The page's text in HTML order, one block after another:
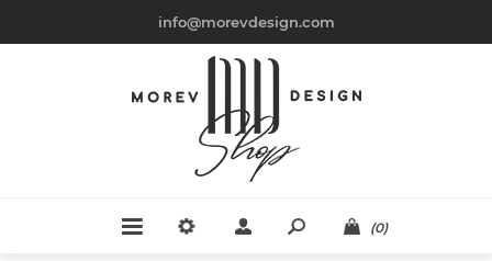
info@morevdesign.com
(0)